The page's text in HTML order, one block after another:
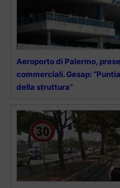
Aeroporto di Palermo,
commerciali. Gesap:
della struttura”